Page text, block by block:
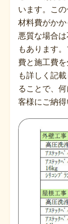
います。こ
材料費がかか
悪質な場合
もあります
費と施工費
も詳しく記
ることで、
客様にご納得